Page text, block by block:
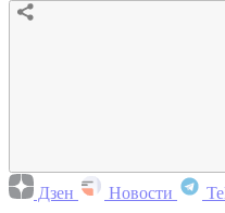
Дзен Новости